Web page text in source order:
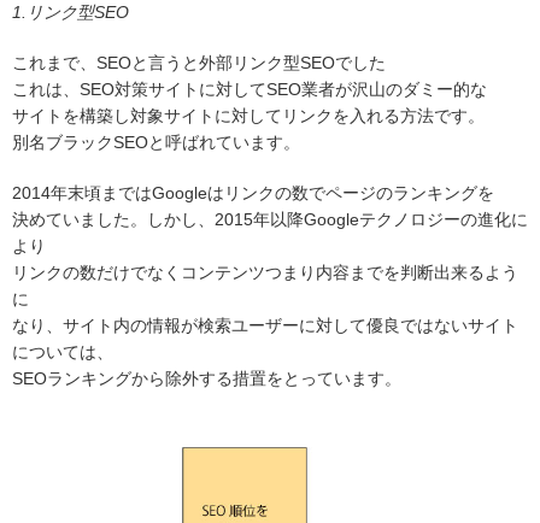
1.リンク型SEO
これまで、SEOと言うと外部リンク型SEOでした
これは、SEO対策サイトに対してSEO業者が沢山のダミー的な
サイトを構築し対象サイトに対してリンクを入れる方法です。
別名ブラックSEOと呼ばれています。
2014年末頃まではGoogleはリンクの数でページのランキングを
決めていました。しかし、2015年以降Googleテクノロジーの進化に
より
リンクの数だけでなくコンテンツつまり内容までを判断出来るよう
に
なり、サイト内の情報が検索ユーザーに対して優良ではないサイト
については、
SEOランキングから除外する措置をとっています。